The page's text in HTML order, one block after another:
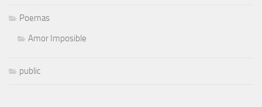
Poemas
Amor Imposible
public